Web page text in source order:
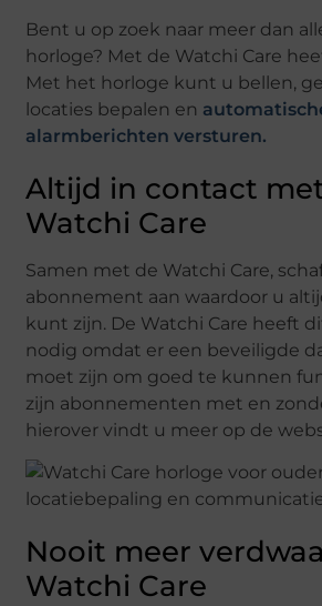
Bent u op zoek naar meer dan
horloge? Met de Watchi Care
Met het horloge kunt u bellen,
locaties bepalen en
alarmberichten versturen.
Altijd in contact
Watchi Care
Samen met de Watchi Care,
abonnement aan waardoor u
kunt zijn. De Watchi Care heeft
nodig omdat er een beveiligde
moet zijn om goed te kunnen
zijn abonnementen met en
hierover vindt u meer op de
Nooit meer
Watchi Care